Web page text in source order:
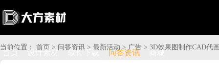
首页 设计素材 软件下载 问答资讯 商城
当前位置： 首页 > 问答资讯 > 最新活动>广告 > 3D效果图制作CAD代